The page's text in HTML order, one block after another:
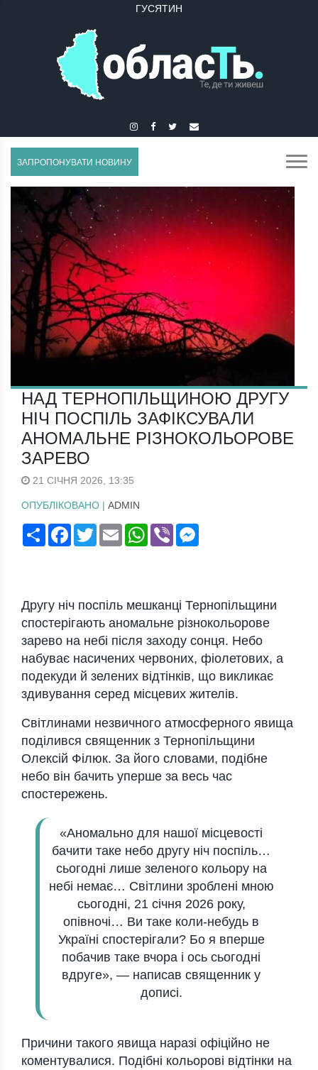
ГУСЯТИН
ЗАПРОПОНУВАТИ НОВИНУ
НАД ТЕРНОПІЛЬЩИНОЮ ДРУГУ
НІЧ ПОСПІЛЬ ЗАФІКСУВАЛИ
АНОМАЛЬНЕ РІЗНОКОЛЬОРОВЕ
ЗАРЕВО
21 СІЧНЯ 2026, 13:35
ОПУБЛІКОВАНО | ADMIN
ПоширитиFacebook
TwitterEmail WhatsApp
Viber
Другу ніч поспіль мешканці Тернопільщини
спостерігають аномальне різнокольорове
зарево на небі після заходу сонця. Небо
набуває насичених червоних, фіолетових, а
подекуди й зелених відтінків, що викликає
здивування серед місцевих жителів.
Світлинами незвичного атмосферного явища
поділився священник з Тернопільщини
Олексій Філюк. За його словами, подібне
небо він бачить уперше за весь час
спостережень.
«Аномально для нашої місцевості
бачити таке небо другу ніч поспіль…
сьогодні лише зеленого кольору на
небі немає… Світлини зроблені мною
сьогодні, 21 січня 2026 року,
опівночі… Ви таке коли-небудь в
Україні спостерігали? Бо я вперше
побачив таке вчора і ось сьогодні
вдруге», — написав священник у
дописі.
Причини такого явища наразі офіційно не
коментувалися. Подібні кольорові відтінки на